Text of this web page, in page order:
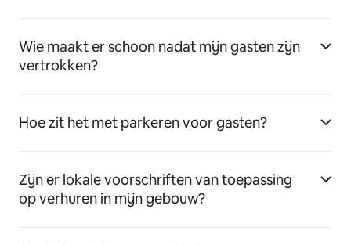
Wie maakt er schoon nadat mijn gasten zijn
vertrokken?
Hoe zit het met parkeren voor gasten?
Zijn er lokale voorschriften van toepassing
op verhuren in mijn gebouw?